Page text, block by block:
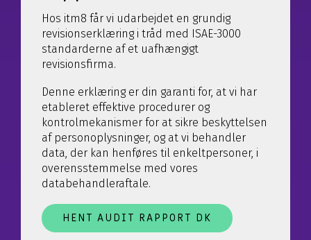
Hos itm8 får vi udarbejdet en grundig
revisionserklæring i tråd med ISAE-3000
standarderne af et uafhængigt
revisionsfirma.
Denne erklæring er din garanti for, at vi har
etableret effektive procedurer og
kontrolmekanismer for at sikre beskyttelsen
af personoplysninger, og at vi behandler
data, der kan henføres til enkeltpersoner, i
overensstemmelse med vores
databehandleraftale.
HENT AUDIT RAPPORT DK